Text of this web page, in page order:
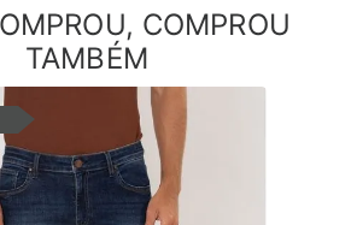
COMPROU
TAMBÉM